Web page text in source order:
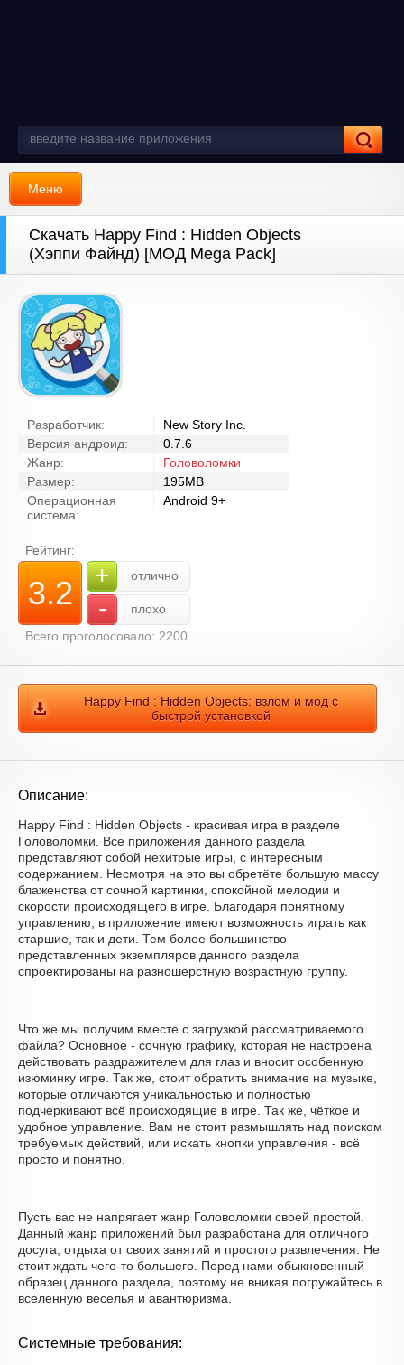
Меню
Скачать Happy Find : Hidden Objects
(Хэппи Файнд) [МОД Mega Pack]
Разработчик:
New Story Inc.
Версия андроид:
0.7.6
Жанр:
Головоломки
Размер:
195MB
Операционная
система:
Android 9+
Рейтинг:
3.2 + отлично
-
плохо
Всего проголосовало: 2200
Happy Find : Hidden Objects: взлом и мод с
быстрой установкой
Описание:
Happy Find : Hidden Objects - красивая игра в разделе
Головоломки. Все приложения данного раздела
представляют собой нехитрые игры, с интересным
содержанием. Несмотря на это вы обретёте большую массу
блаженства от сочной картинки, спокойной мелодии и
скорости происходящего в игре. Благодаря понятному
управлению, в приложение имеют возможность играть как
старшие, так и дети. Тем более большинство
представленных экземпляров данного раздела
спроектированы на разношерстную возрастную группу.
Что же мы получим вместе с загрузкой рассматриваемого
файла? Основное - сочную графику, которая не настроена
действовать раздражителем для глаз и вносит особенную
изюминку игре. Так же, стоит обратить внимание на музыке,
которые отличаются уникальностью и полностью
подчеркивают всё происходящие в игре. Так же, чёткое и
удобное управление. Вам не стоит размышлять над поиском
требуемых действий, или искать кнопки управления - всё
просто и понятно.
Пусть вас не напрягает жанр Головоломки своей простой.
Данный жанр приложений был разработана для отличного
досуга, отдыха от своих занятий и простого развлечения. Не
стоит ждать чего-то большего. Перед нами обыкновенный
образец данного раздела, поэтому не вникая погружайтесь в
вселенную веселья и авантюризма.
Системные требования: